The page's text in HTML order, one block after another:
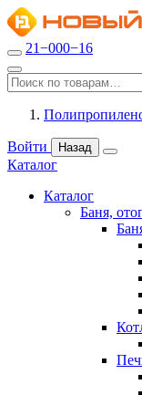
21−000−16
Войти Назад
Каталог
Каталог
Баня,